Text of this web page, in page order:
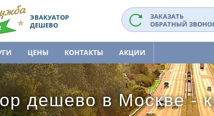
ЭВАКУАТОР
ДЕШЕВО
ЗАКАЗАТЬ
ОБРАТНЫЙ
ЦЕНЫ КОНТАКТЫ АКЦИИ
дешево в Москве -